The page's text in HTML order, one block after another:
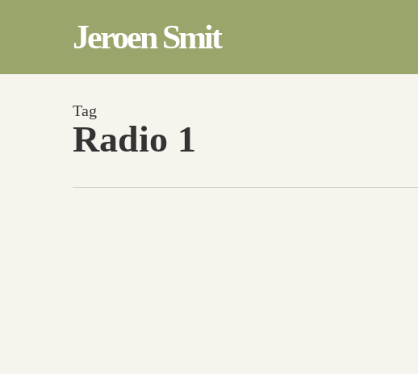
Jeroen Smit
Tag
Radio 1